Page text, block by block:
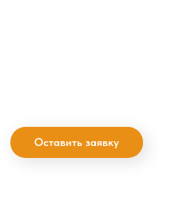
Оставить заявку